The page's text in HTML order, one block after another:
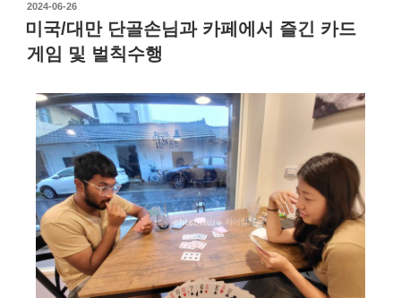
2024-06-26
미국/대만 단골손님과 카페에서 즐긴 카드
게임 및 벌칙수행